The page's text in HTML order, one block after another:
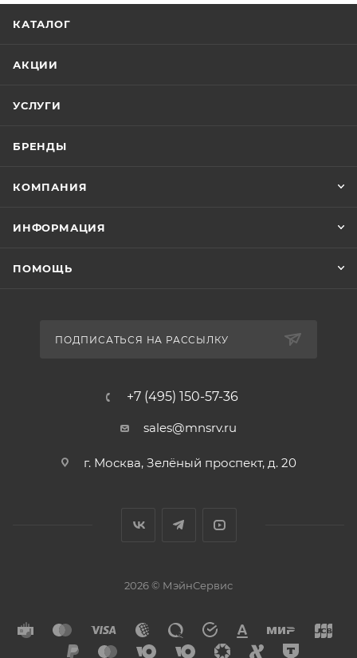
КАТАЛОГ
АКЦИИ
УСЛУГИ
БРЕНДЫ
КОМПАНИЯ
ИНФОРМАЦИЯ
ПОМОЩЬ
ПОДПИСАТЬСЯ НА РАССЫЛКУ
+7 (495) 150-57-36
sales@mnsrv.ru
г. Москва, Зелёный проспект, д. 20
2026 © МэйнСервис